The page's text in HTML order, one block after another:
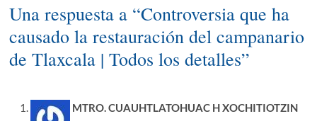
Una respuesta a “Controversia que ha
causado la restauración del campanario
de Tlaxcala | Todos los detalles”
MTRO. CUAUHTLATOHUAC H XOCHITIOTZIN